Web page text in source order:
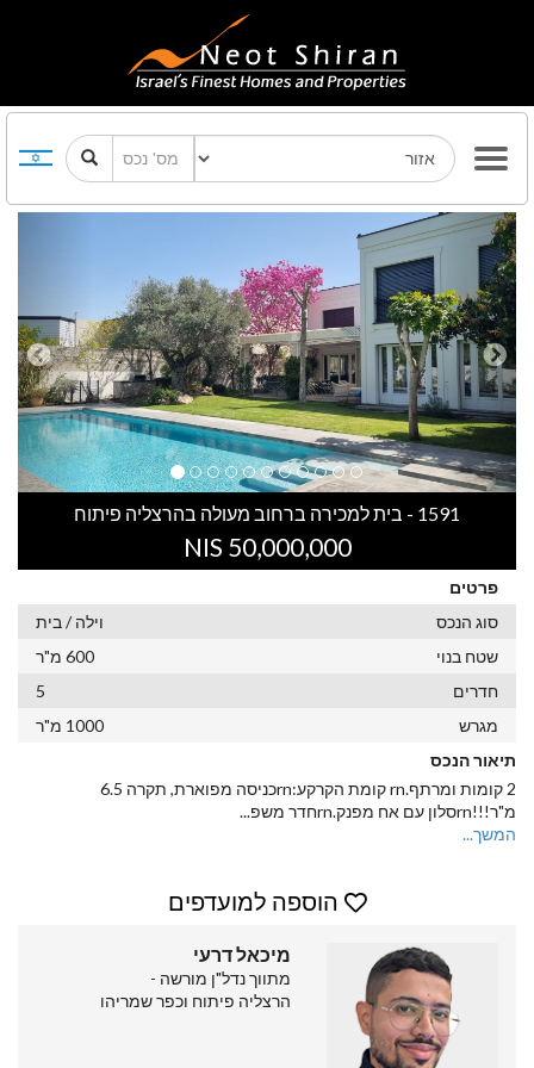
Previous Next
1591 - בית למכירה ברחוב מעולה בהרצליה פיתוח
50,000,000 NIS
פרטים
סוג הנכס
וילה / בית
שטח בנוי
600 מ"ר
חדרים
5
מגרש
1000 מ"ר
תיאור הנכס
2 קומות ומרתף.rn קומת הקרקע:rnכניסה מפוארת, תקרה 6.5
מ"ר!!!rnסלון עם אח מפנק.rnחדר משפ
...
המשך...
הוספה למועדפים
מיכאל דרעי
מתווך נדל"ן מורשה -
הרצליה פיתוח וכפר שמריהו